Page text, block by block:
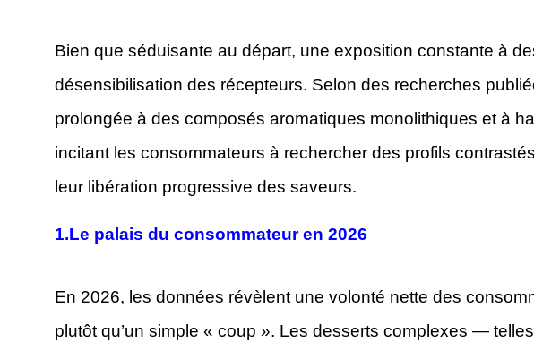
Bien que séduisante au départ, une exposition constante à
désensibilisation des récepteurs. Selon des recherches
prolongée à des composés aromatiques monolithiques et à
incitant les consommateurs à rechercher des profils
leur libération progressive des saveurs.
1.Le palais du consommateur en 2026
En 2026, les données révèlent une volonté nette des
plutôt qu’un simple « coup ». Les desserts complexes —